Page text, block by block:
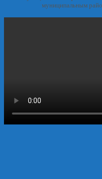
муниципальным